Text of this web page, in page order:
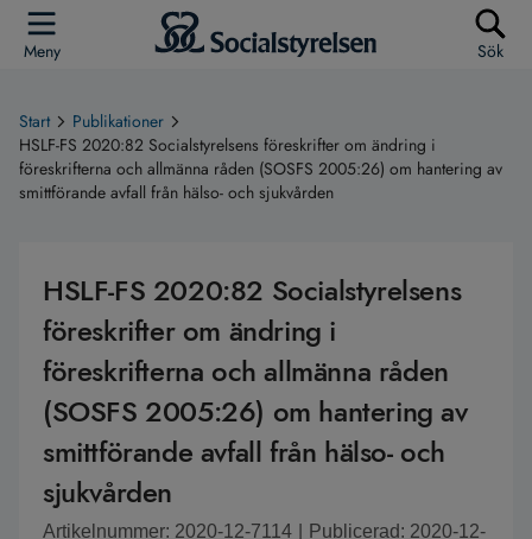
Meny Sök
Start
Publikationer
HSLF-FS 2020:82 Socialstyrelsens föreskrifter om ändring i
föreskrifterna och allmänna råden (SOSFS 2005:26) om hantering av
smittförande avfall från hälso- och sjukvården
HSLF-FS 2020:82 Socialstyrelsens
föreskrifter om ändring i
föreskrifterna och allmänna råden
(SOSFS 2005:26) om hantering av
smittförande avfall från hälso- och
sjukvården
Artikelnummer: 2020-12-7114
Publicerad: 2020-12-